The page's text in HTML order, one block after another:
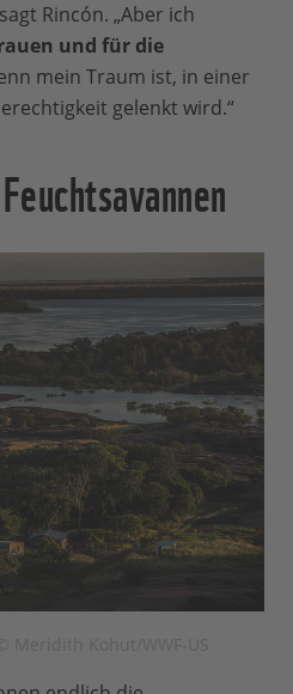
Rincón. „Aber ich
und für die
mein Traum ist, in einer
gelenkt wird.“